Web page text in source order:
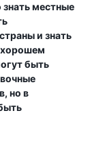
знать местные
и знать
хорошем
быть
но в